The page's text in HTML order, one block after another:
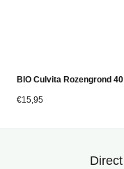
€15,95